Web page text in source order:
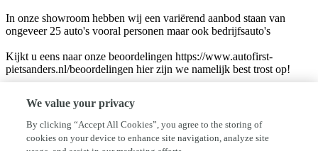
In onze showroom hebben wij een variërend aanbod staan van
ongeveer 25 auto's vooral personen maar ook bedrijfsauto's
Kijkt u eens naar onze beoordelingen https://www.autofirst-
pietsanders.nl/beoordelingen hier zijn we namelijk best trost op!
een andere auto.
Mocht u n.a.v. deze advertentie toch nog vragen hebben, dan zijn
wij ook na openingstijden voor u bereikbaar op telefoonnummer 06-
We value your privacy
By clicking “Accept All Cookies”, you agree to the storing of
cookies on your device to enhance site navigation, analyze site